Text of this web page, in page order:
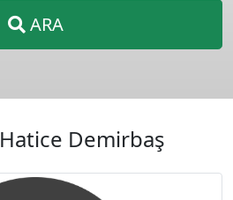
ARA
Hatice Demirbaş